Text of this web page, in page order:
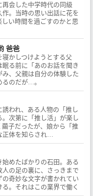
再会した中学時代の同級
作。当時の思い出話に花を
しい時間を過ごすのかと思
爸爸
寝かしつけようとする父
眠る前に「あのお話を聞き
み、父親は自分の体験した
るのだが…。
誘われ、ある人物の「推し
。次第に「推し活」が楽し
繭子だったが、娘から「推
正体を知らされ…
始めたばかりの石田。ある
人の足の裏に、さっきまで
の奇妙な文字が書かれてい
る。それはこの業界で働く